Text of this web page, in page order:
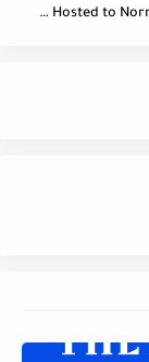
ترقية حساب أدسنس من مستضاف إلى عادي Convert Adsense from Hosted to Normal: